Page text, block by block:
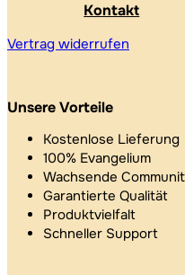
Kontakt
Vertrag widerrufen
Unsere Vorteile
Kostenlose Lieferung
100% Evangelium
Wachsende
Garantierte Qualität
Produktvielfalt
Schneller Support